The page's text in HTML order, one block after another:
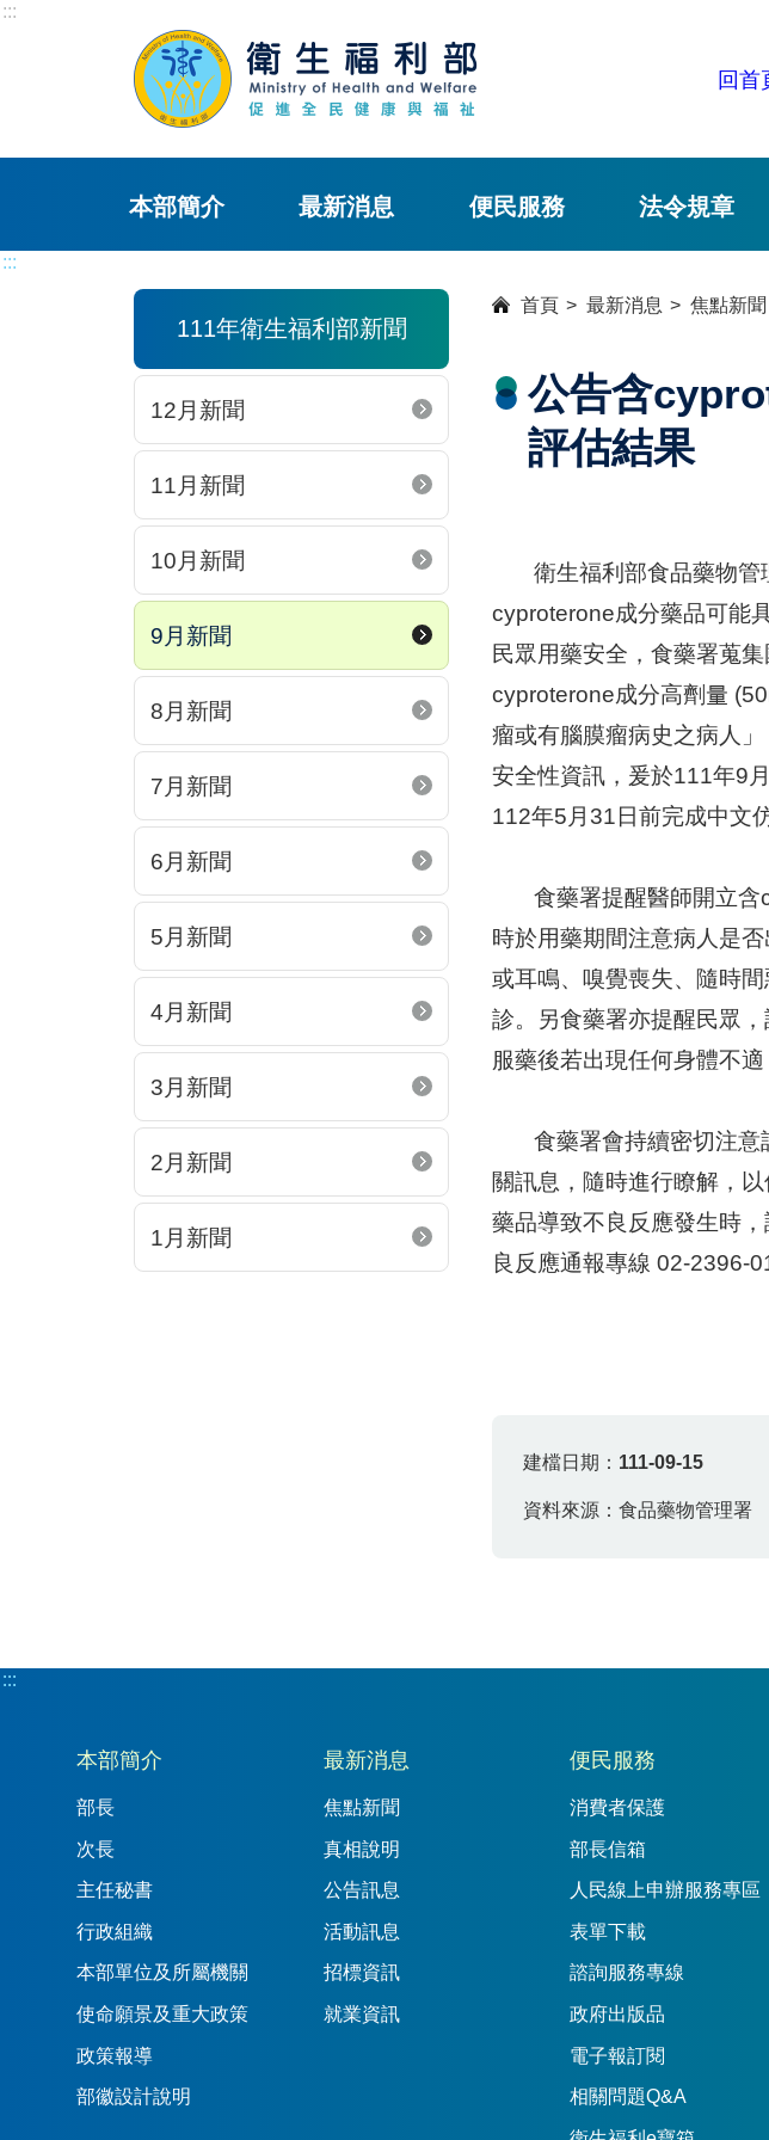
:::
回首
本部簡介 最新消息 便民服務 法令規章
:::
111年衛生福利部新聞
12月新聞
11月新聞
10月新聞
9月新聞
8月新聞
7月新聞
6月新聞
5月新聞
4月新聞
3月新聞
2月新聞
1月新聞
首頁 最新消息 焦點新聞
公告含
評估結果
衛生福利部食品藥物管
cyproterone成分藥品可能
民眾用藥安全，食藥署蒐
cyproterone成分高劑量
瘤或有腦膜瘤病史之病人
安全性資訊，爰於111年9
112年5月31日前完成中文
食藥署提醒醫師開立含
時於用藥期間注意病人是
或耳鳴、嗅覺喪失、隨時
診。另食藥署亦提醒民眾
服藥後若出現任何身體不
食藥署會持續密切注意
關訊息，隨時進行瞭解，
藥品導致不良反應發生時
良反應通報專線 02-2396-
建檔日期： 111-09-15
資料來源：食品藥物管理署
:::
:::
本部簡介
部長
次長
主任秘書
行政組織
本部單位及所屬機關
使命願景及重大政策
政策報導
部徽設計說明
最新消息
焦點新聞
真相說明
公告訊息
活動訊息
招標資訊
就業資訊
便民服務
消費者保護
部長信箱
人民線上申辦服務專區
表單下載
諮詢服務專線
政府出版品
電子報訂閱
相關問題Q&A